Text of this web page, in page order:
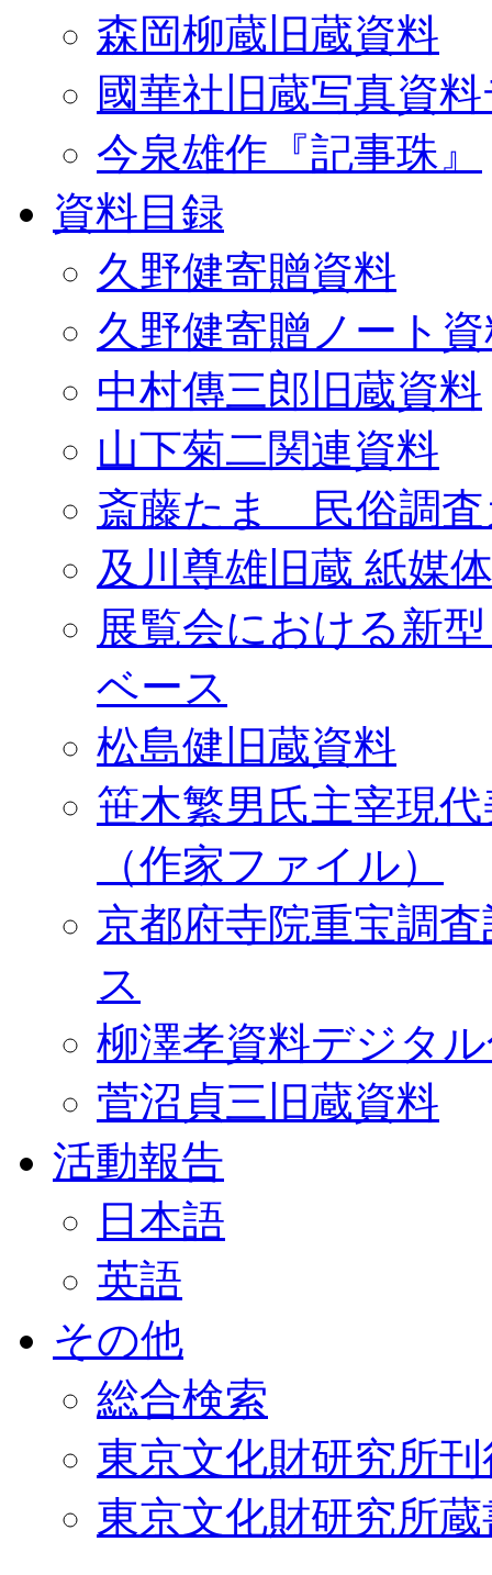
森岡柳蔵旧蔵資料
國華社旧蔵写真資
今泉雄作『記事珠』
資料目録
久野健寄贈資料
久野健寄贈ノート
中村傳三郎旧蔵資料
山下菊二関連資料
斎藤たま 民俗調査
及川尊雄旧蔵 紙媒
展覧会における新
ベース
松島健旧蔵資料
笹木繁男氏主宰現
（作家ファイル）
京都府寺院重宝調
ス
柳澤孝資料デジタ
菅沼貞三旧蔵資料
活動報告
日本語
英語
その他
総合検索
東京文化財研究所
東京文化財研究所